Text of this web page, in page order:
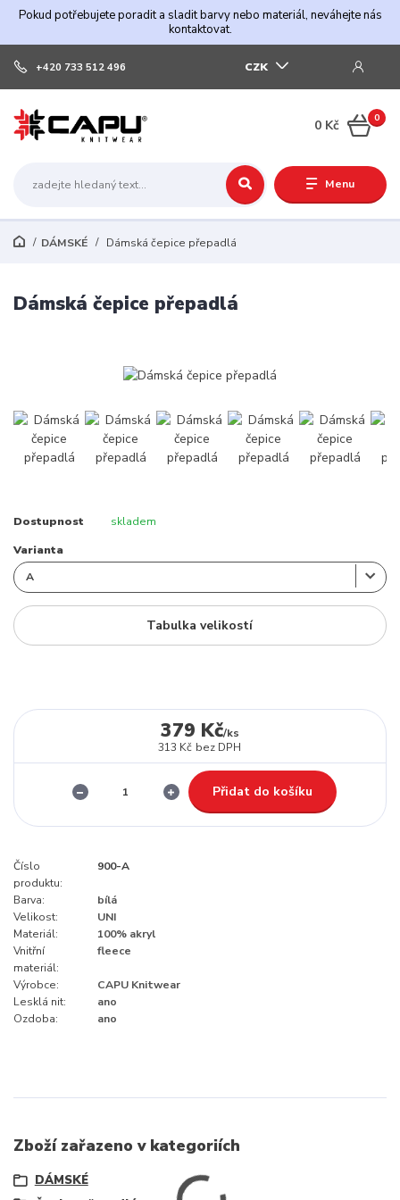
Pokud potřebujete poradit a sladit barvy nebo materiál, neváhejte nás
kontaktovat.
Menu
CZK
+420 733 512 496
0
0 Kč
DÁMSKÉ Dámská čepice přepadlá
Dámská čepice přepadlá
Dostupnost skladem
Varianta
Tabulka velikostí
379 Kč/ks
313 Kč bez DPH
Přidat do košíku
Číslo
produktu:
900-A
Barva:
bílá
Velikost:
UNI
Materiál:
100% akryl
Vnitřní
materiál:
fleece
Výrobce:
CAPU Knitwear
Lesklá nit:
ano
Ozdoba:
ano
Zboží zařazeno v kategoriích
DÁMSKÉ